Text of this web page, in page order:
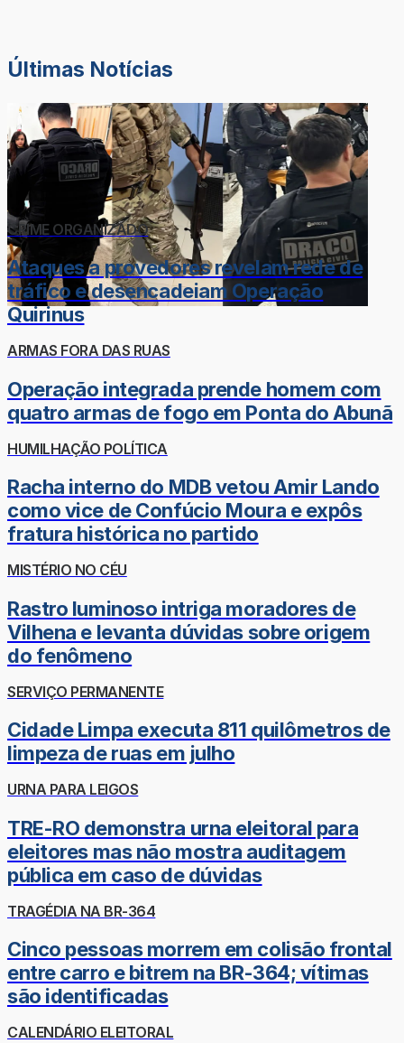
Últimas Notícias
CRIME ORGANIZADO
Ataques a provedores revelam rede de
tráfico e desencadeiam Operação
Quirinus
ARMAS FORA DAS RUAS
Operação integrada prende homem com
quatro armas de fogo em Ponta do Abunã
HUMILHAÇÃO POLÍTICA
Racha interno do MDB vetou Amir Lando
como vice de Confúcio Moura e expôs
fratura histórica no partido
MISTÉRIO NO CÉU
Rastro luminoso intriga moradores de
Vilhena e levanta dúvidas sobre origem
do fenômeno
SERVIÇO PERMANENTE
Cidade Limpa executa 811 quilômetros de
limpeza de ruas em julho
URNA PARA LEIGOS
TRE-RO demonstra urna eleitoral para
eleitores mas não mostra auditagem
pública em caso de dúvidas
TRAGÉDIA NA BR-364
Cinco pessoas morrem em colisão frontal
entre carro e bitrem na BR-364; vítimas
são identificadas
CALENDÁRIO ELEITORAL